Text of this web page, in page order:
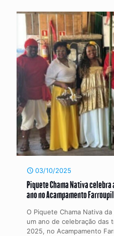
03/10/2025
Piquete Chama Nativa
ano no Acampamento
O Piquete Chama Nativa
um ano de celebração das
2025, no Acampamento